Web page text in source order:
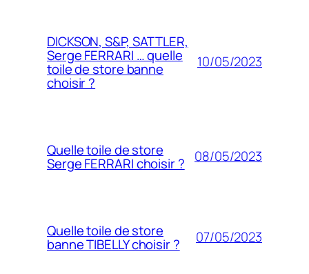
DICKSON, S&P, SATTLER,
Serge FERRARI … quelle
toile de store banne
choisir ?
10/05/2023
Quelle toile de store
Serge FERRARI choisir ? 08/05/2023
Quelle toile de store
banne TIBELLY choisir ? 07/05/2023